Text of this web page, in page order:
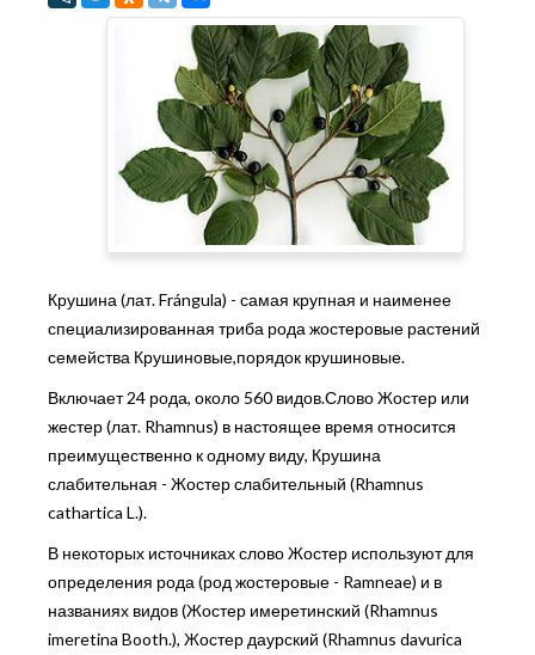
Крушина (лат. Frángula) - самая крупная и наименее
специализированная триба рода жостеровые растений
семейства Крушиновые,порядок крушиновые.
Включает 24 рода, около 560 видов.Слово Жостер или
жестер (лат. Rhamnus) в настоящее время относится
преимущественно к одному виду, Крушина
слабительная - Жостер слабительный (Rhamnus
cathartica L.).
В некоторых источниках слово Жостер используют для
определения рода (род жостеровые - Ramneae) и в
названиях видов (Жостер имеретинский (Rhamnus
imeretina Booth.), Жостер даурский (Rhamnus davurica